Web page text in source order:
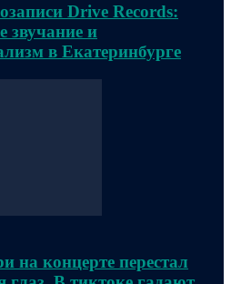
Drive Records:
звучание и
в Екатеринбурге
на концерте перестал